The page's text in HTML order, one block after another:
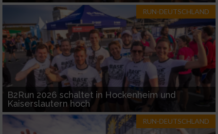
RUN-DEUTSCHLAND
B2Run 2026 schaltet in Hockenheim und
Kaiserslautern hoch
RUN-DEUTSCHLAND